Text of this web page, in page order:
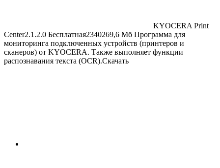
KYOCERA Print
Center2.1.2.0 Бесплатная2340269,6 Мб Программа для
мониторинга подключенных устройств (принтеров и
сканеров) от KYOCERA. Также выполняет функции
распознавания текста (OCR).Скачать